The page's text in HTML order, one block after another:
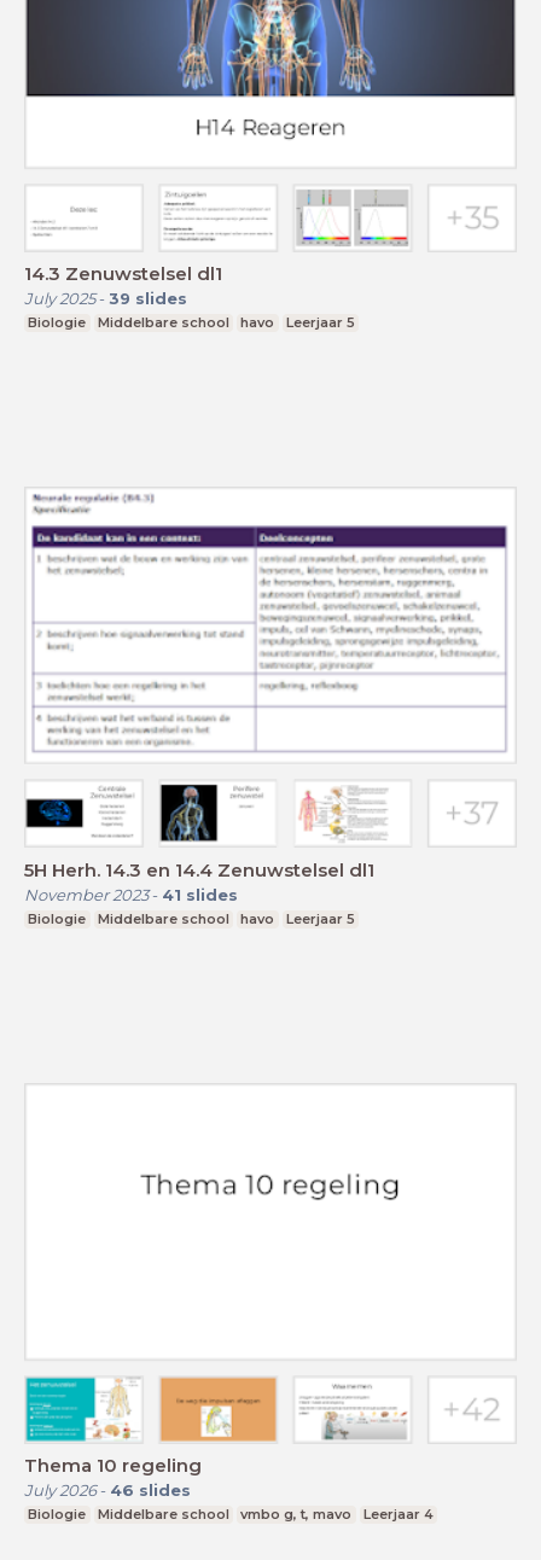
14.3 Zenuwstelsel dl1
July 2025- 39 slides
Biologie Middelbare school havo Leerjaar 5
5H Herh. 14.3 en 14.4 Zenuwstelsel dl1
November 2023- 41 slides
Biologie Middelbare school havo Leerjaar 5
Thema 10 regeling
July 2026- 46 slides
Biologie Middelbare school vmbo g, t, mavo Leerjaar 4